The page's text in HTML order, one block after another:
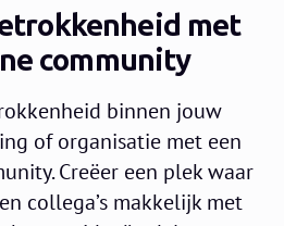
met
community
binnen jouw
of organisatie met een
Creëer een plek waar
collega’s makkelijk met